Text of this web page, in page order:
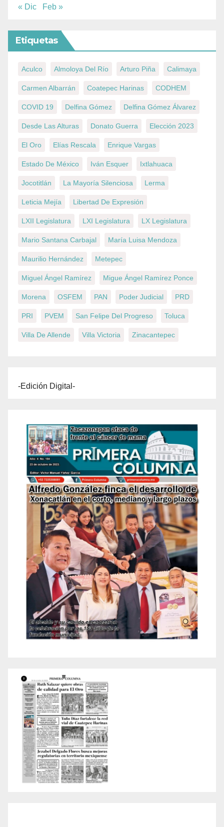
« Dic Feb »
Etiquetas
Aculco Almoloya Del Río Arturo Piña Calimaya
Carmen Albarrán Coatepec Harinas CODHEM
COVID 19 Delfina Gómez Delfina Gómez Álvarez
Desde Las Alturas Donato Guerra Elección 2023
El Oro Elías Rescala Enrique Vargas
Estado De México Iván Esquer Ixtlahuaca
Jocotitlán La Mayoría Silenciosa Lerma
Leticia Mejía Libertad De Expresión
LXII Legislatura LXI Legislatura LX Legislatura
Mario Santana Carbajal María Luisa Mendoza
Maurilio Hernández Metepec
Miguel Ángel Ramírez Migue Ángel Ramírez Ponce
Morena OSFEM PAN Poder Judicial PRD
PRI PVEM San Felipe Del Progreso Toluca
Villa De Allende Villa Victoria Zinacantepec
-Edición Digital-